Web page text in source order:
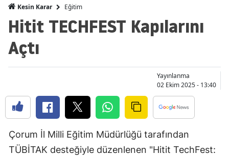
Amasya
Artvin
Aydın
Bilecik
Kesin Karar Eğitim
Hitit TECHFEST Kapılarını
Açtı
Yayınlanma
02 Ekim 2025 - 13:40
Çorum İl Milli Eğitim Müdürlüğü tarafından
TÜBİTAK desteğiyle düzenlenen "Hitit TechFest: